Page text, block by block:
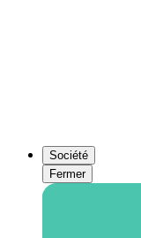
Société
Fermer